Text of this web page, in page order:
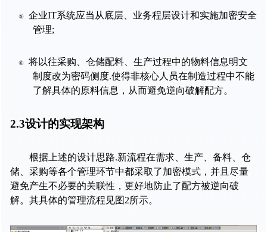
⑤ 企业IT系统应当从底层、业务程层设计和实施加密安全
管理;
⑥
将以往采购、仓储配料、生产过程中的物料信息明文
制度改为密码侧度.使得非核心人员在制造过程中不能
了解具体的原料信息，从而避免逆向破解配方。
2.3设计的实现架构
根据上述的设计思路.新流程在需求、生产、备料、仓
储、采购等各个管理环节中都采取了加密模式，并且尽量
避免产生不必要的关联性，更好地防止了配方被逆向破
解。其具体的管理流程见图2所示。